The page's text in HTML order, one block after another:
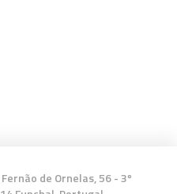
Fernão de Ornelas, 56 - 3º